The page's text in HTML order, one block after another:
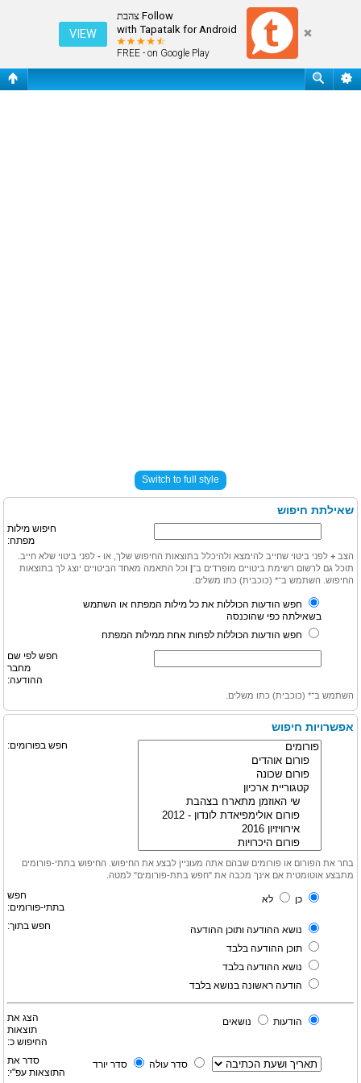
Follow צהבת
with Tapatalk for Android
FREE - on Google Play
VIEW
חיפוש
Switch to full style
שאילתת חיפוש
חיפוש מילות
מפתח:
הצב + לפני ביטוי שחייב להימצא ולהיכלל בתוצאות החיפוש שלך, או - לפני ביטוי שלא חייב.
תוכל גם לרשום רשימת ביטויים מופרדים ב־ וכל התאמה מאחד הביטויים יוצג לך בתוצאות
החיפוש. השתמש ב־* (כוכבית) כתו משלים.
חפש הודעות הכוללות את כל מילות המפתח או השתמש
בשאילתה כפי שהוכנסה
חפש הודעות הכוללות לפחות אחת ממילות המפתח
חפש לפי שם
מחבר
ההודעה:
השתמש ב־* (כוכבית) כתו משלים.
אפשרויות חיפוש
חפש בפורומים:
בחר את הפורום או פורומים שבהם אתה מעוניין לבצע את החיפוש. החיפוש בתתי-פורומים
מתבצע אוטומטית אם אינך מכבה את "חפש בתת-פורומים" למטה.
חפש
בתתי-פורומים:
כן לא
חפש בתוך:
נושא ההודעה ותוכן ההודעה
תוכן ההודעה בלבד
נושא ההודעה בלבד
הודעה ראשונה בנושא בלבד
הצג את
תוצאות
החיפוש כ:
הודעות נושאים
סדר את
התוצאות עפ"י:
סדר עולה סדר יורד